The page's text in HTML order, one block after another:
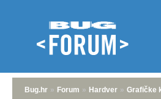
Bug.hr » Forum » Hardver » Grafičke